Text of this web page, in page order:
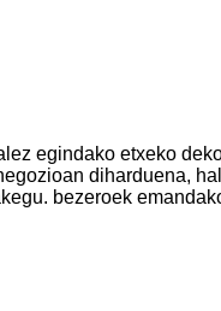
egindako etxeko
diharduena,
bezeroek